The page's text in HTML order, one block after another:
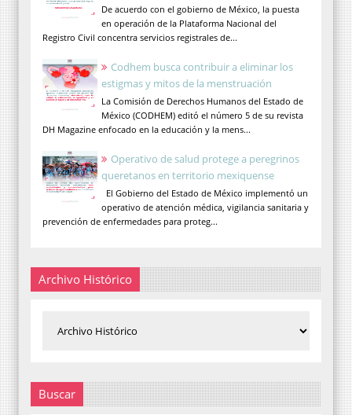
De acuerdo con el gobierno de México, la puesta
en operación de la Plataforma Nacional del
Registro Civil concentra servicios registrales de...
Codhem busca contribuir a eliminar los
estigmas y mitos de la menstruación
La Comisión de Derechos Humanos del Estado de
México (CODHEM) editó el número 5 de su revista
DH Magazine enfocado en la educación y la mens...
Operativo de salud protege a peregrinos
queretanos en territorio mexiquense
El Gobierno del Estado de México implementó un
operativo de atención médica, vigilancia sanitaria y
prevención de enfermedades para proteg...
Archivo Histórico
Buscar